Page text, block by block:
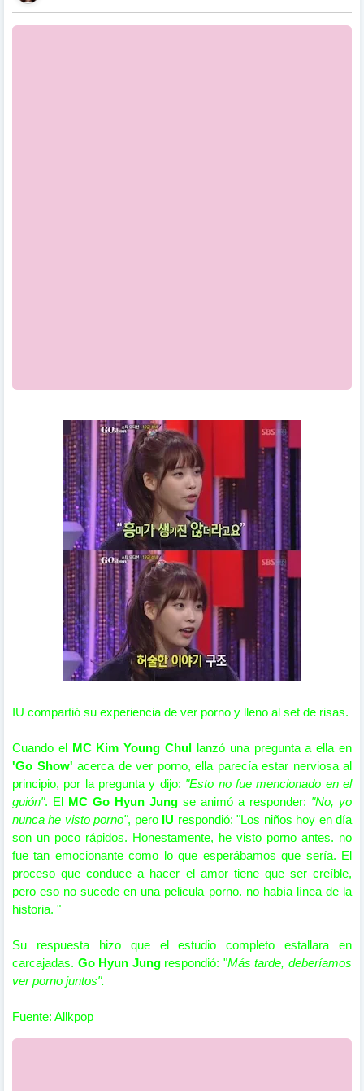
IU compartió su experiencia de ver porno y lleno al set de risas.
Cuando el MC Kim Young Chul lanzó una pregunta a ella en
'Go Show' acerca de ver porno, ella parecía estar nerviosa al
principio, por la pregunta y dijo: "Esto no fue mencionado en el
guión". El MC Go Hyun Jung se animó a responder: "No, yo
nunca he visto porno", pero IU respondió: "Los niños hoy en día
son un poco rápidos. Honestamente, he visto porno antes. no
fue tan emocionante como lo que esperábamos que sería. El
proceso que conduce a hacer el amor tiene que ser creíble,
pero eso no sucede en una pelicula porno. no había línea de la
historia. "
Su respuesta hizo que el estudio completo estallara en
carcajadas. Go Hyun Jung respondió: "Más tarde, deberíamos
ver porno juntos".
Fuente: Allkpop